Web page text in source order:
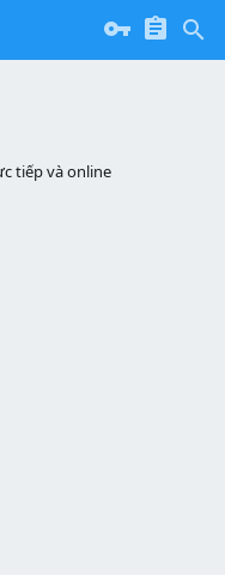
tiếp và online